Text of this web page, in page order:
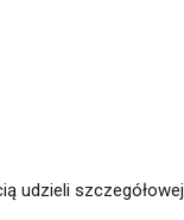
udzieli szczegółowej